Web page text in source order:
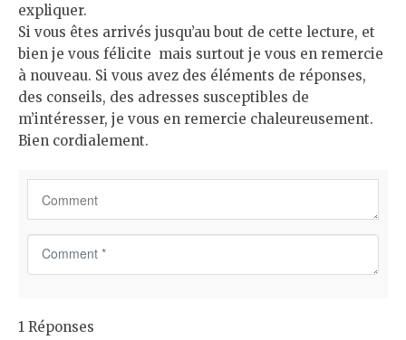
expliquer.
Si vous êtes arrivés jusqu’au bout de cette lecture, et
bien je vous félicite mais surtout je vous en remercie
à nouveau. Si vous avez des éléments de réponses,
des conseils, des adresses susceptibles de
m’intéresser, je vous en remercie chaleureusement.
Bien cordialement.
e
1 Réponses